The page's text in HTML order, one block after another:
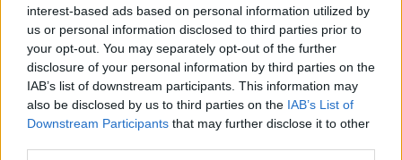
interest-based ads based on personal information utilized by
us or personal information disclosed to third parties prior to
your opt-out. You may separately opt-out of the further
disclosure of your personal information by third parties on the
IAB’s list of downstream participants. This information may
also be disclosed by us to third parties on the IAB’s List of
Downstream Participants that may further disclose it to other